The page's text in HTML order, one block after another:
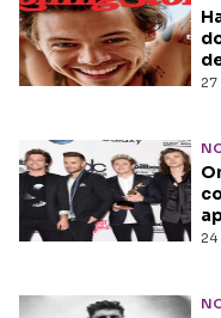
27
24